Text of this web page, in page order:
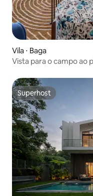
Vila ⋅ Baga
Vista para o campo ao
Superhost
Superhost